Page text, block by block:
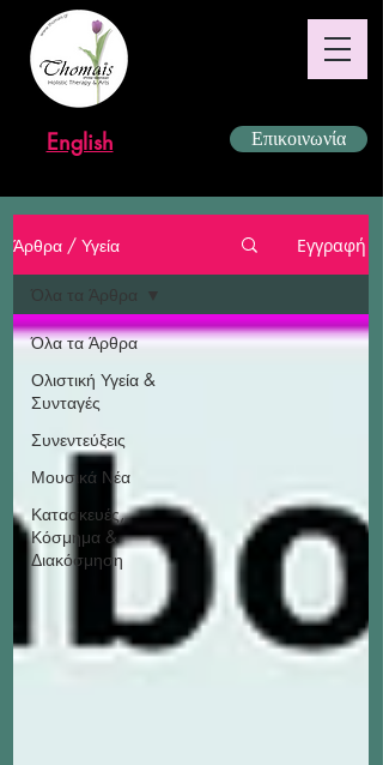
English Επικοινωνία
Άρθρα / Υγεία Εγγραφή
Όλα τα Άρθρα
Ολιστική Υγεία &
Συνταγές
Συνεντεύξεις
Μουσικά Νέα
Κατασκευές,
Κόσμημα &
Διακόσμηση
Όλα τα Άρθρα